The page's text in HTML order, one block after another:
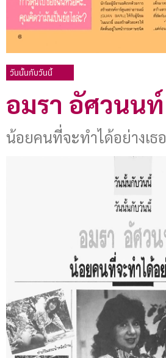
วันนั้นกับวันนี้
อมรา อัศวนนท์
น้อยคนที่จะทำได้อย่างเธอ